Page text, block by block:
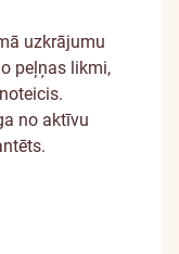
uzkrājumu
peļņas likmi,
no aktīvu